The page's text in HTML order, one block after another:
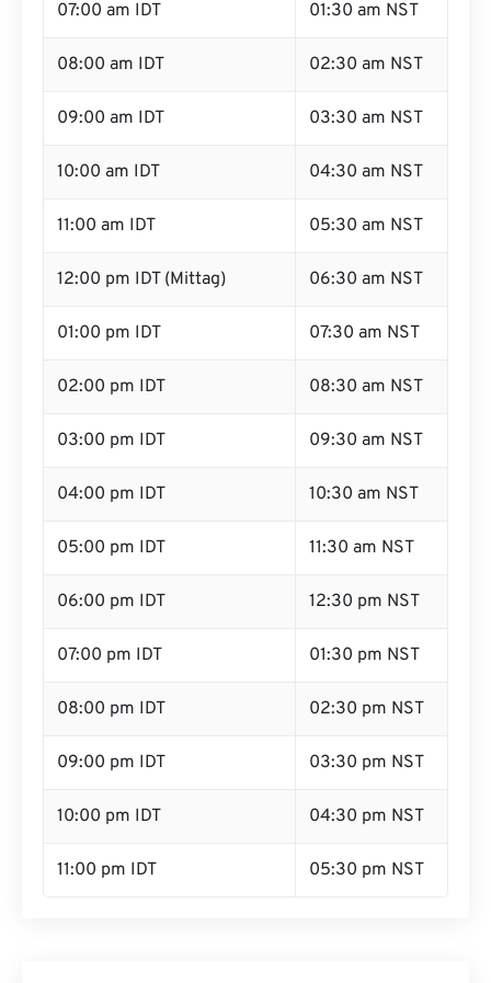
07:00 am IDT 01:30 am NST
08:00 am IDT 02:30 am NST
09:00 am IDT 03:30 am NST
10:00 am IDT 04:30 am NST
11:00 am IDT 05:30 am NST
12:00 pm IDT (Mittag) 06:30 am NST
01:00 pm IDT 07:30 am NST
02:00 pm IDT 08:30 am NST
03:00 pm IDT 09:30 am NST
04:00 pm IDT 10:30 am NST
05:00 pm IDT 11:30 am NST
06:00 pm IDT 12:30 pm NST
07:00 pm IDT 01:30 pm NST
08:00 pm IDT 02:30 pm NST
09:00 pm IDT 03:30 pm NST
10:00 pm IDT 04:30 pm NST
11:00 pm IDT 05:30 pm NST